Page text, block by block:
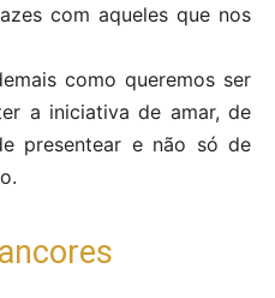
com aqueles que nos
como queremos ser
a iniciativa de amar, de
presentear e não só de